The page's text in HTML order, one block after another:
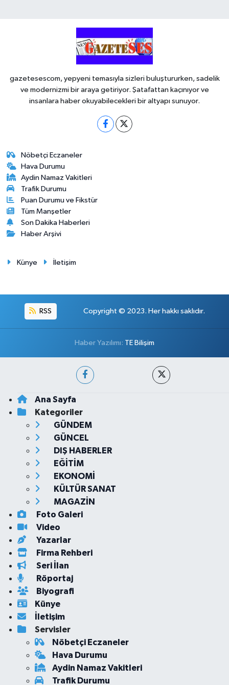
gazetesescom, yepyeni temasıyla sizleri buluştururken, sadelik
ve modernizmi bir araya getiriyor. Şatafattan kaçınıyor ve
insanlara haber okuyabilecekleri bir altyapı sunuyor.
Nöbetçi Eczaneler
Hava Durumu
Aydin Namaz Vakitleri
Trafik Durumu
Puan Durumu ve Fikstür
Tüm Manşetler
Son Dakika Haberleri
Haber Arşivi
Künye İletişim
RSS Copyright © 2023. Her hakkı saklıdır.
Haber Yazılımı: TE Bilişim
Ana Sayfa
Kategoriler
GÜNDEM
GÜNCEL
DIŞ HABERLER
EĞİTİM
EKONOMİ
KÜLTÜR SANAT
MAGAZİN
Foto Galeri
Video
Yazarlar
Firma Rehberi
Seri İlan
Röportaj
Biyografi
Künye
İletişim
Servisler
Nöbetçi Eczaneler
Hava Durumu
Aydin Namaz Vakitleri
Trafik Durumu